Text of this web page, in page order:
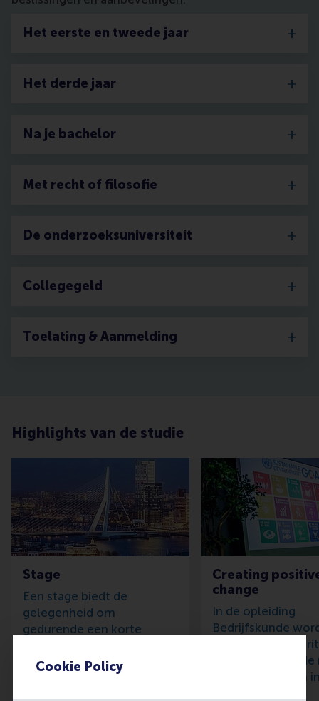
Cookie Policy
Het eerste en tweede jaar
Het derde jaar
Na je bachelor
Met recht of filosofie
De onderzoeksuniversiteit
Collegegeld
Toelating & Aanmelding
Highlights van de studie
Stage
Een stage biedt de
gelegenheid om
gedurende een korte
dichtbij te bekijken.
Hierdoor kun je meer te
Creating
change
In de opleiding
Bedrijfskunde
uitgedaagd om
te denken over
het bedrijfsleven